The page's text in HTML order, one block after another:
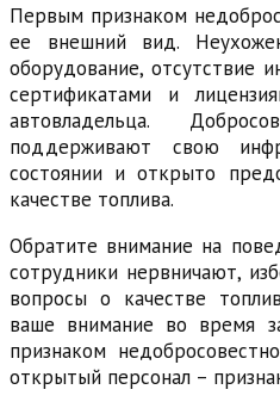
Первым признаком
ее внешний вид.
оборудование, отсутствие
сертификатами и
автовладельца.
поддерживают свою
состоянии и открыто
качестве топлива.
Обратите внимание на
сотрудники нервничают,
вопросы о качестве
ваше внимание во время
признаком
открытый персонал –